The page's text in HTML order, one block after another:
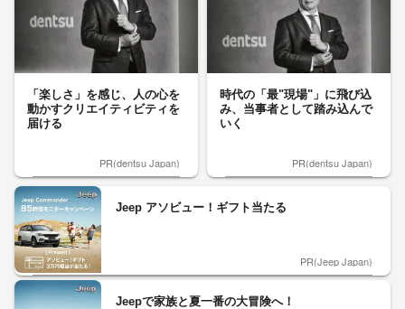
「楽しさ」を感じ、人の心を
動かすクリエイティビティを
届ける
PR(dentsu Japan)
時代の「最"現場"」に飛び込
み、当事者として踏み込んで
いく
PR(dentsu Japan)
Jeep アソビュー！ギフト当たる
PR(Jeep Japan)
Jeepで家族と夏一番の大冒険へ！